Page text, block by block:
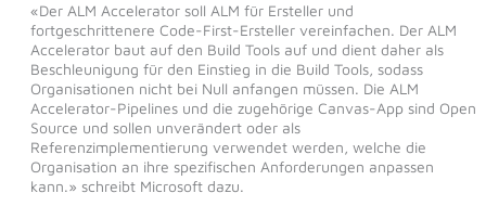
«Der ALM Accelerator soll ALM für Ersteller und
fortgeschrittenere Code-First-Ersteller vereinfachen. Der ALM
Accelerator baut auf den Build Tools auf und dient daher als
Beschleunigung für den Einstieg in die Build Tools, sodass
Organisationen nicht bei Null anfangen müssen. Die ALM
Accelerator-Pipelines und die zugehörige Canvas-App sind Open
Source und sollen unverändert oder als
Referenzimplementierung verwendet werden, welche die
Organisation an ihre spezifischen Anforderungen anpassen
kann.» schreibt Microsoft dazu.